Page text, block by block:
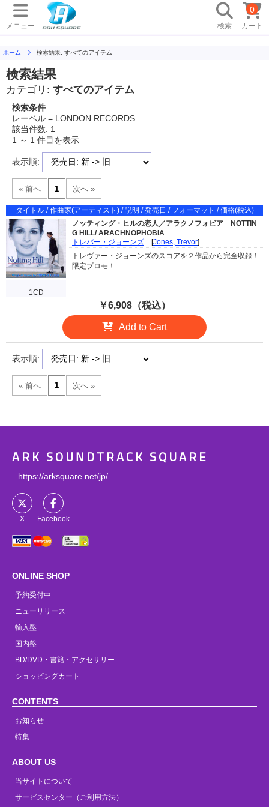
メニュー 検索 カート
0
ホーム 検索結果: すべてのアイテム
検索結果
カテゴリ: すべてのアイテム
検索条件
レーベル = LONDON RECORDS
該当件数: 1
1 ～ 1 件目を表示
表示順:
タイトル / 作曲家(アーティスト) / 説明 / 発売日 / フォーマット / 価格(税込)
1CD
ノッティング・ヒルの恋人／アラクノフォビア
NOTTIN
G HILL/ ARACHNOPHOBIA
トレバー・ジョーンズ [Jones, Trevor]
トレヴァー・ジョーンズのスコアを２作品から完全収録！
限定プロモ！
￥6,908（税込）
Add to Cart
表示順:
ARK SOUNDTRACK SQUARE
https://arksquare.net/jp/
X Facebook
ONLINE SHOP
予約受付中
ニューリリース
輸入盤
国内盤
BD/DVD・書籍・アクセサリー
ショッピングカート
CONTENTS
お知らせ
特集
ABOUT US
当サイトについて
サービスセンター（ご利用方法）